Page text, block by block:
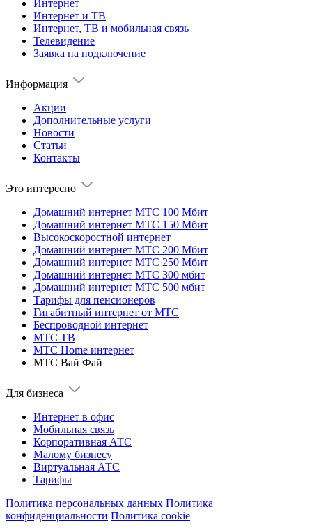
Интернет
Интернет и ТВ
Интернет, ТВ и мобильная связь
Телевидение
Заявка на подключение
Информация
Акции
Дополнительные услуги
Новости
Статьи
Контакты
Это интересно
Домашний интернет МТС 100 Мбит
Домашний интернет МТС 150 Мбит
Высокоскоростной интернет
Домашний интернет МТС 200 Мбит
Домашний интернет МТС 250 Мбит
Домашний интернет МТС 300 мбит
Домашний интернет МТС 500 мбит
Тарифы для пенсионеров
Гигабитный интернет от МТС
Беспроводной интернет
МТС ТВ
МТС Home интернет
МТС Вай Фай
Для бизнеса
Интернет в офис
Мобильная связь
Корпоративная АТС
Малому бизнесу
Виртуальная АТС
Тарифы
Политика персональных данных Политика
конфиденциальности Политика cookie